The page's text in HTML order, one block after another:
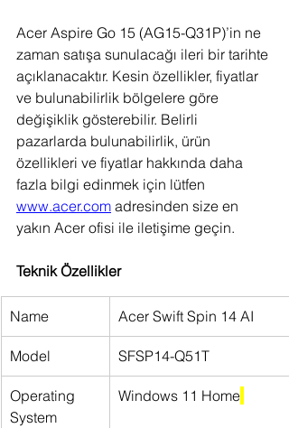
Acer Aspire Go 15 (AG15-Q31P)’in ne
zaman satışa sunulacağı ileri bir tarihte
açıklanacaktır. Kesin özellikler, fiyatlar
ve bulunabilirlik bölgelere göre
değişiklik gösterebilir. Belirli
pazarlarda bulunabilirlik, ürün
özellikleri ve fiyatlar hakkında daha
fazla bilgi edinmek için lütfen
www.acer.com adresinden size en
yakın Acer ofisi ile iletişime geçin.
Teknik Özellikler
Name Acer Swift Spin 14 AI
Model SFSP14-Q51T
Operating
System
Windows 11 Home